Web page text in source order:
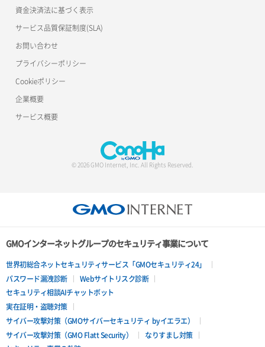
資金決済法に基づく表示
サービス品質保証制度(SLA)
お問い合わせ
プライバシーポリシー
Cookieポリシー
企業概要
サービス概要
© 2026 GMO Internet, Inc. All Rights Reserved.
GMOインターネットグループのセキュリティ事業について
世界初総合ネットセキュリティサービス「GMOセキュリティ24」
パスワード漏洩診断
Webサイトリスク診断
セキュリティ相談AIチャットボット
実在証明・盗聴対策
サイバー攻撃対策（GMOサイバーセキュリティ byイエラエ）
サイバー攻撃対策（GMO Flatt Security）
なりすまし対策